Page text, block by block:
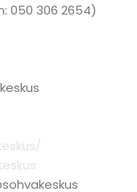
050 306 2654)